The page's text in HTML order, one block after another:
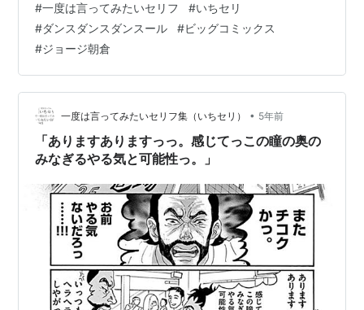
羞恥」とかいうらしい。 主人公・村尾潤平は中学二年
生。幼い頃にバレエに魅了されるも、父の死をきっかけ
に「男らしくならねば」とその道を諦める。バレエへの
未練を隠しながら格闘技・ジークンドーを習い、クラス
の人気者となった…
#一度は言ってみたいセリフ #いちセリ
#ダンスダンスダンスール #ビッグコミックス
#ジョージ朝倉
一度は言ってみたいセリフ集（いちセリ） • 5年前
「ありますありますっっ。感じてっこの瞳の奥の
みなぎるやる気と可能性っ。」